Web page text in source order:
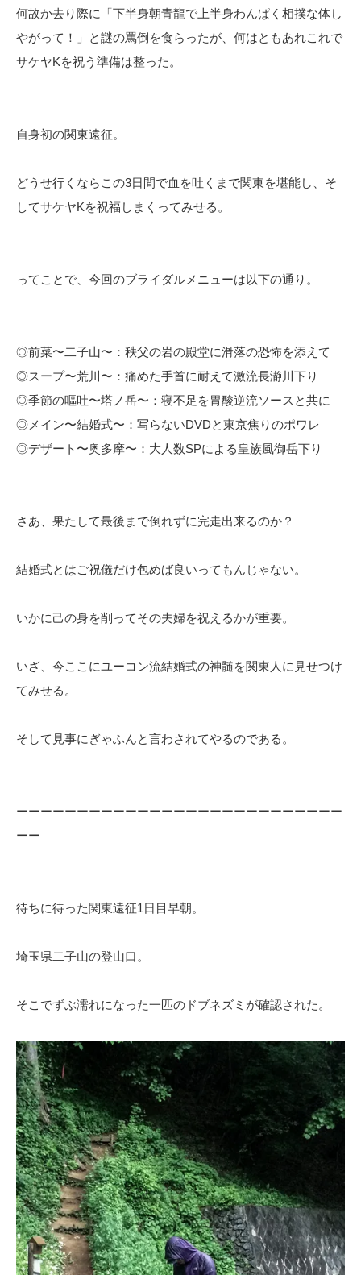
何故か去り際に「下半身朝青龍で上半身わんぱく相撲な体し
やがって！」と謎の罵倒を食らったが、何はともあれこれで
サケヤKを祝う準備は整った。
自身初の関東遠征。
どうせ行くならこの3日間で血を吐くまで関東を堪能し、そ
してサケヤKを祝福しまくってみせる。
ってことで、今回のブライダルメニューは以下の通り。
◎前菜〜二子山〜：秩父の岩の殿堂に滑落の恐怖を添えて
◎スープ〜荒川〜：痛めた手首に耐えて激流長瀞川下り
◎季節の嘔吐〜塔ノ岳〜：寝不足を胃酸逆流ソースと共に
◎メイン〜結婚式〜：写らないDVDと東京焦りのポワレ
◎デザート〜奥多摩〜：大人数SPによる皇族風御岳下り
さあ、果たして最後まで倒れずに完走出来るのか？
結婚式とはご祝儀だけ包めば良いってもんじゃない。
いかに己の身を削ってその夫婦を祝えるかが重要。
いざ、今ここにユーコン流結婚式の神髄を関東人に見せつけ
てみせる。
そして見事にぎゃふんと言わされてやるのである。
ーーーーーーーーーーーーーーーーーーーーーーーーーーー
ーー
待ちに待った関東遠征1日目早朝。
埼玉県二子山の登山口。
そこでずぶ濡れになった一匹のドブネズミが確認された。